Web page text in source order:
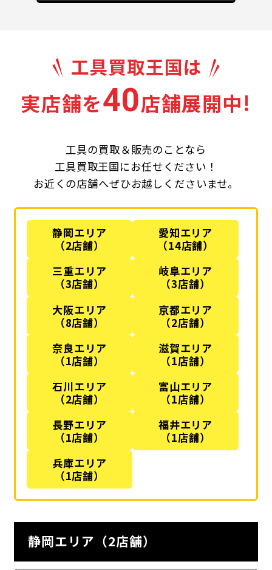
実店舗を40店舗展開中!
工具の買取＆販売のことなら
工具買取王国にお任せください！
お近くの店舗へぜひお越しくださいませ。
静岡エリア
（2店舗）
愛知エリア
（14店舗）
三重エリア
（3店舗）
岐阜エリア
（3店舗）
大阪エリア
（8店舗）
京都エリア
（2店舗）
奈良エリア
（1店舗）
滋賀エリア
（1店舗）
石川エリア
（2店舗）
富山エリア
（1店舗）
長野エリア
（1店舗）
福井エリア
（1店舗）
兵庫エリア
（1店舗）
静岡エリア（2店舗）